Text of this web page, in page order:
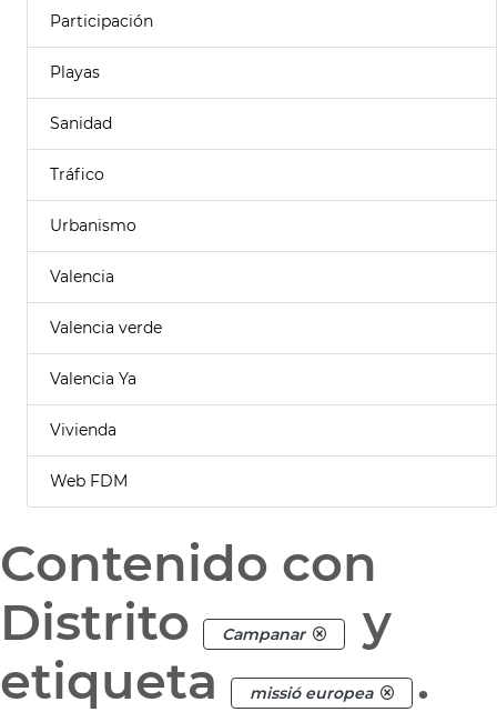
Participación
Playas
Sanidad
Tráfico
Urbanismo
Valencia
Valencia verde
Valencia Ya
Vivienda
Web FDM
Contenido con
Distrito
Campanar
y
etiqueta
missió europea .